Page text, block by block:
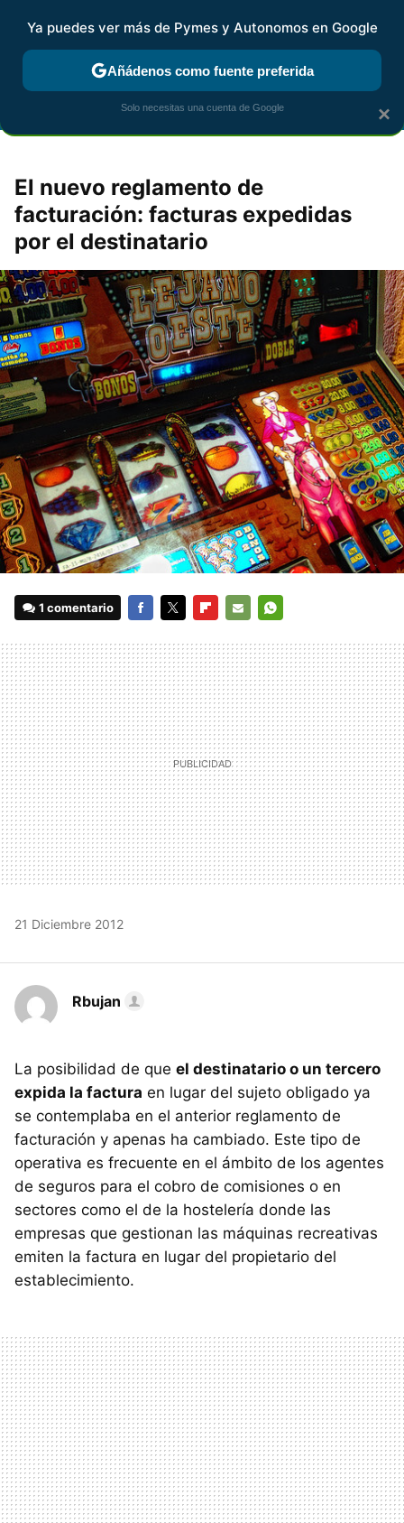
FISCALIDAD Y CONTABILIDAD KIT DIGITAL RENTA
El nuevo reglamento de
facturación: facturas expedidas
por el destinatario
1 comentario
MAIL
21 Diciembre 2012
Rbujan
La posibilidad de que el destinatario o un tercero
expida la factura en lugar del sujeto obligado ya
se contemplaba en el anterior reglamento de
facturación y apenas ha cambiado. Este tipo de
operativa es frecuente en el ámbito de los agentes
de seguros para el cobro de comisiones o en
sectores como el de la hostelería donde las
empresas que gestionan las máquinas recreativas
emiten la factura en lugar del propietario del
establecimiento.
×
Ya puedes ver más de Pymes y Autonomos en Google
Añádenos como fuente preferida
Solo necesitas una cuenta de Google